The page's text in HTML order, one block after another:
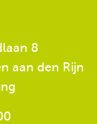
8
aan den Rijn